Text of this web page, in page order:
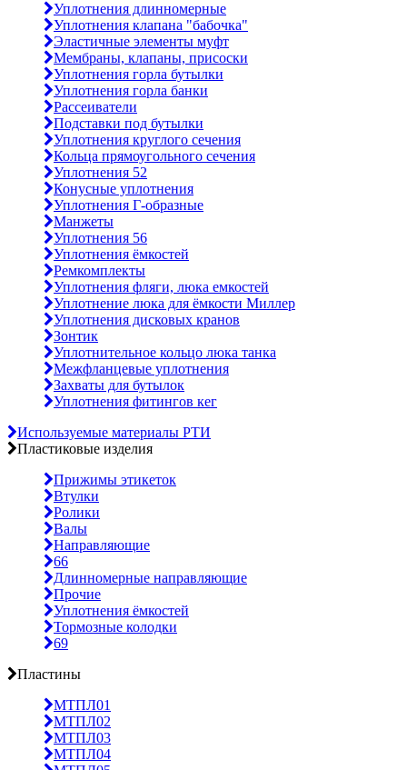
Уплотнения длинномерные
Уплотнения клапана "бабочка"
Эластичные элементы муфт
Мембраны, клапаны, присоски
Уплотнения горла бутылки
Уплотнения горла банки
Рассеиватели
Подставки под бутылки
Уплотнения круглого сечения
Кольца прямоугольного сечения
Уплотнения 52
Конусные уплотнения
Уплотнения Г-образные
Манжеты
Уплотнения 56
Уплотнения ёмкостей
Ремкомплекты
Уплотнения фляги, люка емкостей
Уплотнение люка для ёмкости Миллер
Уплотнения дисковых кранов
Зонтик
Уплотнительное кольцо люка танка
Межфланцевые уплотнения
Захваты для бутылок
Уплотнения фитингов кег
Используемые материалы РТИ
Пластиковые изделия
Прижимы этикеток
Втулки
Ролики
Валы
Направляющие
66
Длинномерные направляющие
Прочие
Уплотнения ёмкостей
Тормозные колодки
69
Пластины
МТПЛ01
МТПЛ02
МТПЛ03
МТПЛ04